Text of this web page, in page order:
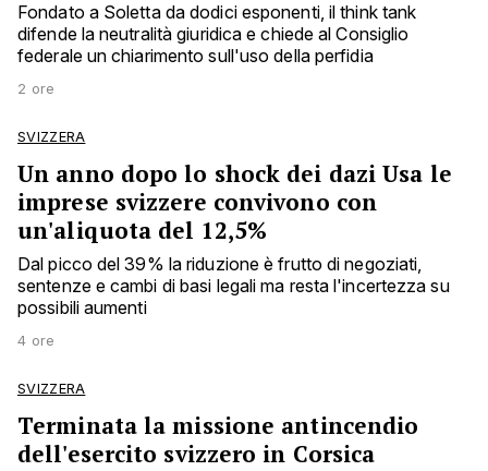
Fondato a Soletta da dodici esponenti, il think tank
difende la neutralità giuridica e chiede al Consiglio
federale un chiarimento sull'uso della perfidia
2 ore
SVIZZERA
Un anno dopo lo shock dei dazi Usa le
imprese svizzere convivono con
un'aliquota del 12,5%
Dal picco del 39% la riduzione è frutto di negoziati,
sentenze e cambi di basi legali ma resta l'incertezza su
possibili aumenti
4 ore
SVIZZERA
Terminata la missione antincendio
dell'esercito svizzero in Corsica